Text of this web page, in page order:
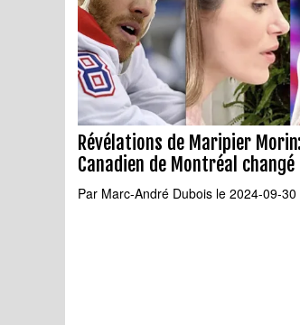
Révélations de Maripier
Canadien de Montréal
Par Marc-André Dubois le 2024-09-30